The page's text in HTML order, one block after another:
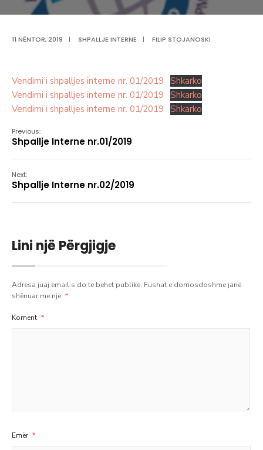
11 NËNTOR, 2019 | SHPALLJE INTERNE | FILIP STOJANOSKI
Vendimi i shpalljes interne nr. 01/2019
Shkarko
Vendimi i shpalljes interne nr. 01/2019
Shkarko
Vendimi i shpalljes interne nr. 01/2019
Shkarko
Previous:
Shpallje Interne nr.01/2019
Next:
Shpallje Interne nr.02/2019
Lini një Përgjigje
Adresa juaj email s’do të bëhet publike. Fushat e domosdoshme janë
shënuar me një *
Koment *
Emër *